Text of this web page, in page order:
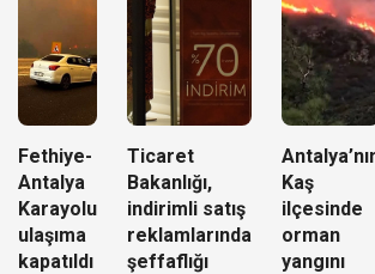
Fethiye-
Antalya
Karayolu
ulaşıma
kapatıldı
Ticaret
Bakanlığı,
indirimli satış
reklamlarında
şeffaflığı
Kaş
ilçesinde
orman
yangını